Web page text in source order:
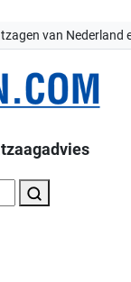
van Nederland